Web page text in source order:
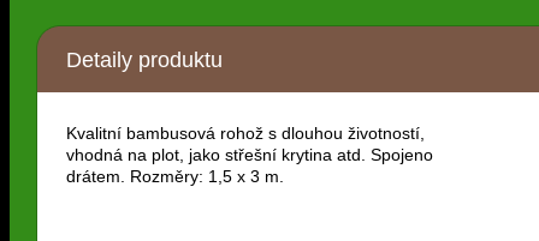
Detaily produktu
Kvalitní bambusová rohož s dlouhou životností,
vhodná na plot, jako střešní krytina atd. Spojeno
drátem. Rozměry: 1,5 x 3 m.